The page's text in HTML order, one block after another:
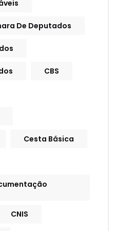
De Deputados
CBS
Cesta Básica
CNIS